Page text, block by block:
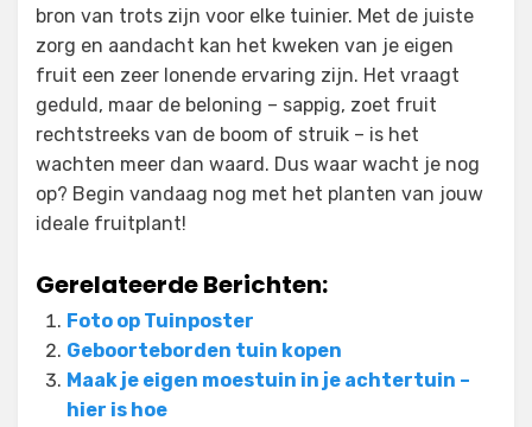
bron van trots zijn voor elke tuinier. Met de juiste
zorg en aandacht kan het kweken van je eigen
fruit een zeer lonende ervaring zijn. Het vraagt
geduld, maar de beloning – sappig, zoet fruit
rechtstreeks van de boom of struik – is het
wachten meer dan waard. Dus waar wacht je nog
op? Begin vandaag nog met het planten van jouw
ideale fruitplant!
Gerelateerde Berichten:
Foto op Tuinposter
Geboorteborden tuin kopen
Maak je eigen moestuin in je achtertuin –
hier is hoe